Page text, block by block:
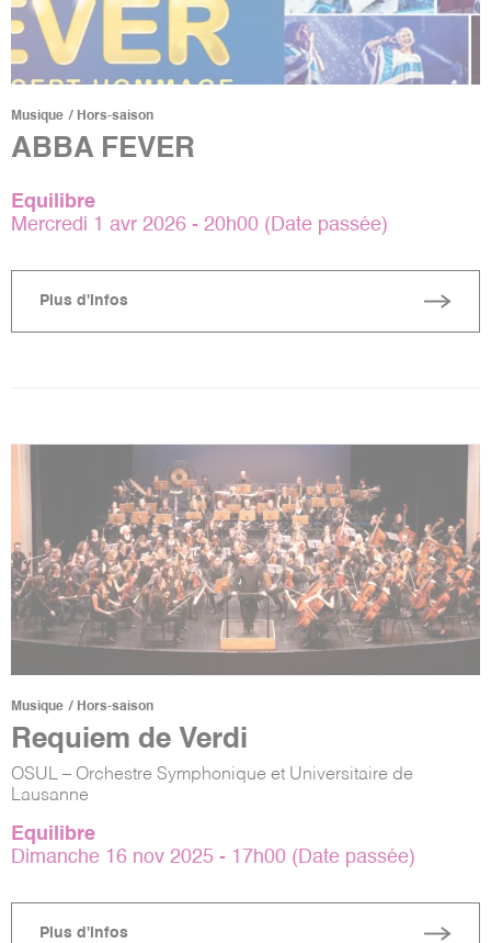
Musique Hors-saison
ABBA FEVER
Equilibre
Mercredi 1 avr 2026 - 20h00 (Date passée)
Plus d'infos
Musique Hors-saison
Requiem de Verdi
OSUL – Orchestre Symphonique et Universitaire de
Lausanne
Equilibre
Dimanche 16 nov 2025 - 17h00 (Date passée)
Plus d'infos